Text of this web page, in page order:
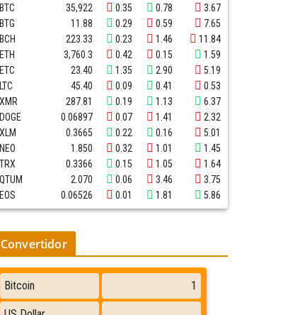
BTC 35,922 0.35 0.78
3.67
BTG
11.88 0.29 0.59
7.65
BCH
223.33 0.23 1.46
11.84
ETH
3,760.3 0.42 0.15
1.59
ETC
23.40 1.35 2.90
5.19
LTC
45.40 0.09 0.41
0.53
XMR
287.81 0.19 1.13
6.37
DOGE
0.06897 0.07 1.41
2.32
XLM
0.3665 0.22 0.16
5.01
NEO
1.850 0.32 1.01
1.45
TRX
0.3366 0.15 1.05
1.64
QTUM
2.070 0.06 3.46
3.75
EOS
0.06526 0.01 1.81 5.86
Convertidor